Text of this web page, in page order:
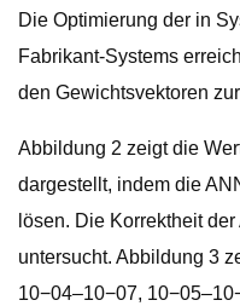
Die Optimierung der in
Fabrikant-Systems
den Gewichtsvektoren
Abbildung 2 zeigt die
dargestellt, indem die
lösen. Die Korrektheit
untersucht. Abbildung 3
10−04–10−07,